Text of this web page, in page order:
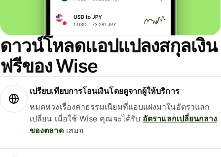
ดาวน์โหลดแอปแปลงสกุลเงิน
ฟรีของ Wise
เปรียบเทียบการโอนเงินโดยดูจากผู้ให้บริการ
หมดห่วงเรื่องค่าธรรมเนียมที่แอบแฝงมาในอัตราแลก
เปลี่ยน เมื่อใช้ Wise คุณจะได้รับ อัตราแลกเปลี่ยนกลาง
ของตลาดเสมอ